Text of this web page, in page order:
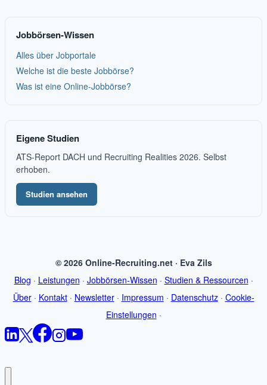
Jobbörsen-Wissen
Alles über Jobportale
Welche ist die beste Jobbörse?
Was ist eine Online-Jobbörse?
Eigene Studien
ATS-Report DACH und Recruiting Realities 2026. Selbst
erhoben.
Studien ansehen
© 2026 Online-Recruiting.net · Eva Zils
Blog · Leistungen · Jobbörsen-Wissen · Studien & Ressourcen ·
Über· Kontakt· Newsletter· Impressum · Datenschutz· Cookie-
Einstellungen ·